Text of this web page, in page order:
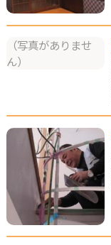
（写真がありませ
ん）